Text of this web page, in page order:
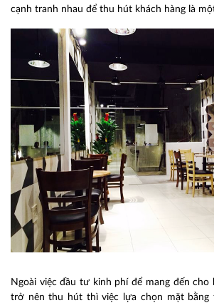
cạnh tranh nhau để thu hút khách hàng là
Ngoài việc đầu tư kinh phí để mang đến cho
trở nên thu hút thì việc lựa chọn mặt bằng